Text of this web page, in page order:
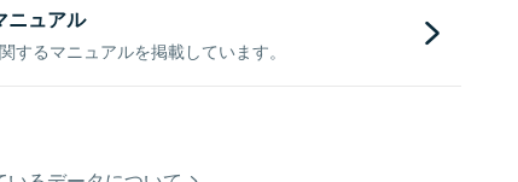
ニュアル
するマニュアルを掲載しています。